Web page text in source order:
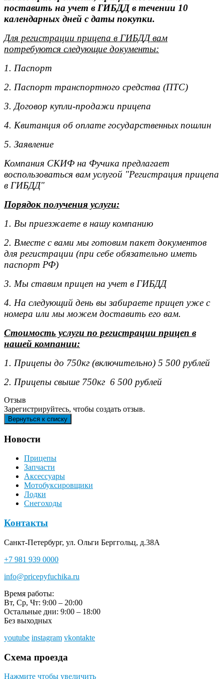
поставить на учет в ГИБДД в течении 10
календарных дней с даты покупки.
Для регистрации прицепа в ГИБДД вам
потребуются следующие документы:
1. Паспорт
2. Паспорт транспортного средства (ПТС)
3. Договор купли-продажи прицепа
4. Квитанция об оплате государственных пошлин
5. Заявление
Компания СКИФ на Фучика предлагает
воспользоваться вам услугой "Регистрация прицепа
в ГИБДД"
Порядок получения услуги:
1. Вы приезжаете в нашу компанию
2. Вместе с вами мы готовим пакет документов
для регистрации (при себе обязательно иметь
паспорт РФ)
3. Мы ставим прицеп на учет в ГИБДД
4. На следующий день вы забираете прицеп уже с
номера или мы можем доставить его вам.
Стоимость услуги по регистрации прицеп в
нашей компании:
1. Прицепы до 750кг (включительно) 5 500 рублей
2. Прицепы свыше 750кг 6 500 рублей
Отзыв
Зарегистрируйтесь, чтобы создать отзыв.
Новости
Прицепы
Запчасти
Аксессуары
Мотобуксировщики
Лодки
Снегоходы
Контакты
Санкт-Петербург, ул. Ольги Берггольц, д.38А
+7 981 939 0000
info@pricepyfuchika.ru
Время работы:
Вт, Ср, Чт: 9:00 – 20:00
Остальные дни: 9:00 – 18:00
Без выходных
youtube instagram vkontakte
Схема проезда
Нажмите чтобы увеличить